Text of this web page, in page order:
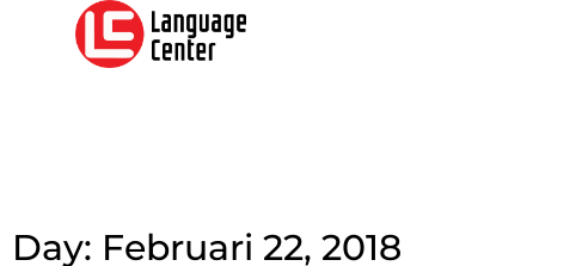
Day: Februari 22, 2018